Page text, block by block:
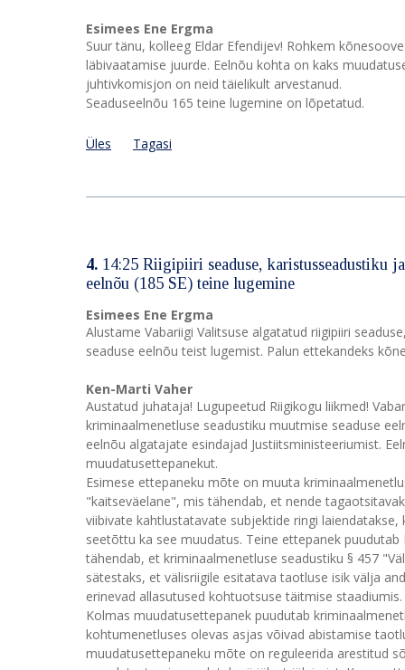
Esimees Ene Ergma
Suur tänu, kolleeg Eldar Efendijev! Rohkem
läbivaatamise juurde. Eelnõu kohta on kaks
juhtivkomisjon on neid täielikult arvestanud.
Seaduseelnõu 165 teine lugemine on lõpetatud.
Üles Tagasi
4. 14:25 Riigipiiri seaduse, karistusseadustiku
eelnõu (185 SE) teine lugemine
Esimees Ene Ergma
Alustame Vabariigi Valitsuse algatatud riigipiiri
seaduse eelnõu teist lugemist. Palun ettekandeks
Ken-Marti Vaher
Austatud juhataja! Lugupeetud Riigikogu liikmed!
kriminaalmenetluse seadustiku muutmise seaduse
eelnõu algatajate esindajad Justiitsministeeriumist.
muudatusettepanekut.
Esimese ettepaneku mõte on muuta
"kaitseväelane", mis tähendab, et nende
viibivate kahtlustatavate subjektide ringi
seetõttu ka see muudatus. Teine ettepanek
tähendab, et kriminaalmenetluse seadustiku § 457
sätestaks, et välisriigile esitatava taotluse isik välja
erinevad allasutused kohtuotsuse täitmise staadiumis.
Kolmas muudatusettepanek puudutab
kohtumenetluses olevas asjas võivad abistamise
muudatusettepaneku mõte on reguleerida arestitud